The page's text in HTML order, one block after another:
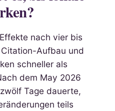
nach vier bis
Aufbau und
schneller als
dem May 2026
Tage dauerte,
teils